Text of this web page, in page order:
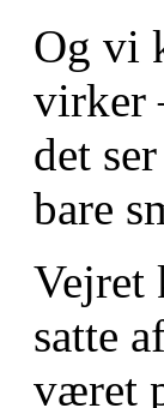
Og vi
virker
det
bare
Vejret
satte
været